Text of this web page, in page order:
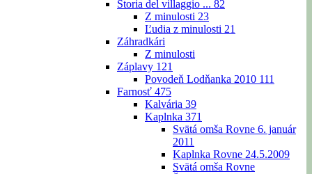
Storia del villaggio ... 82
Z minulosti 23
Ľudia z minulosti 21
Záhradkári
Z minulosti
Záplavy 121
Povodeň Lodňanka 2010 111
Farnosť 475
Kalvária 39
Kaplnka 371
Svätá omša Rovne 6. január
2011
Kaplnka Rovne 24.5.2009
Svätá omša Rovne